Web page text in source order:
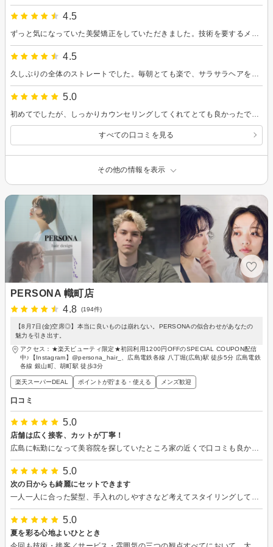
4.5
4.5
5.0
すべての口コミを見る
その他の情報を表示
PERSONA 幟町店
4.8
(194件)
【8月7日(金)空席◎】本当に良いものは崩れない。PERSONAの似合わせがあなたの
魅力を引き出す。
アクセス：★楽天ビューティ限定★初回利用1200円OFFのSPECIAL COUPON配信
中♪【Instagram】@persona_hair_、広島電鉄各線 八丁堀(広島)駅 徒歩5分 広島電鉄
各線 銀山町、胡町駅 徒歩3分
楽天スーパーDEAL ポイントが貯まる・使える メンズ歓迎
口コミ
5.0
店舗は広く接客、カットが丁寧！
5.0
次の日からも綺麗にセットできます
5.0
夏を彩る心地よいひととき